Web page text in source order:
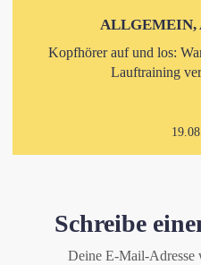
ALLGEMEIN,
Kopfhörer auf und los:
Lauftraining
Schreibe
Deine E-Mail-